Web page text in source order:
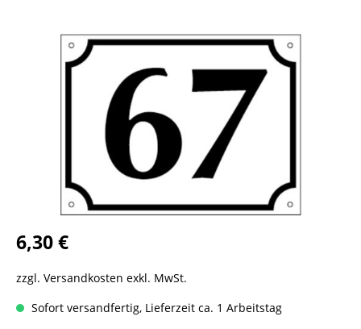
6,30 €
zzgl. Versandkosten exkl. MwSt.
Sofort versandfertig, Lieferzeit ca. 1 Arbeitstag